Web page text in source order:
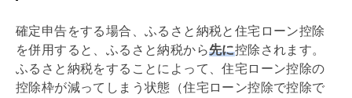
確定申告をする場合、ふるさと納税と 住宅ローン控除
を併用すると、ふるさと納税から先に控除されます。
ふるさと納税をすることによって、住宅ローン控除の
控除枠が減ってしまう状態（住宅ローン控除で控除で